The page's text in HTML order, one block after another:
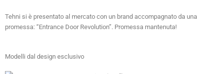
Tehni si è presentato al mercato con un brand accompagnato da una
promessa: “Entrance Door Revolution”. Promessa mantenuta!
Modelli dal design esclusivo